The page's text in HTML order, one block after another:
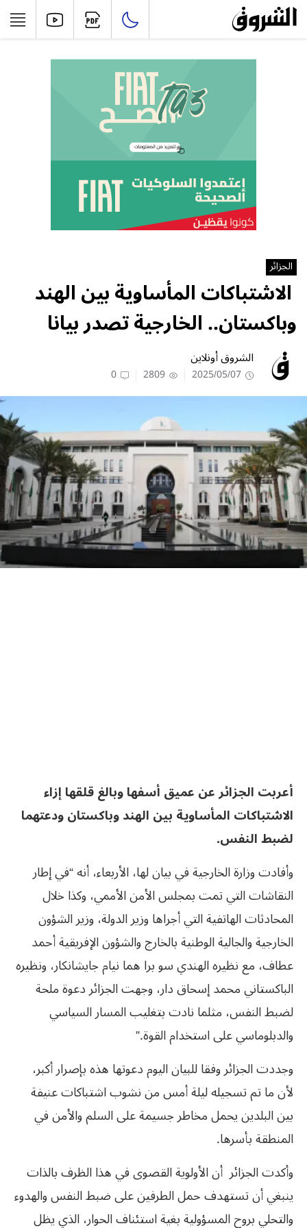
الجزائر
الاشتباكات المأساوية بين الهند
وباكستان.. الخارجية تصدر بيانا
الشروق أونلاين
2025/05/07
2809
0
أعربت الجزائر عن عميق أسفها وبالغ قلقها إزاء
الاشتباكات المأساوية بين الهند وباكستان ودعتهما
لضبط النفس.
وأفادت وزارة الخارجية في بيان لها، الأربعاء، أنه “في إطار
النقاشات التي تمت بمجلس الأمن الأممي، وكذا خلال
المحادثات الهاتفية التي أجراها وزير الدولة، وزير الشؤون
الخارجية والجالية الوطنية بالخارج والشؤون الإفريقية أحمد
عطاف، مع نظيره الهندي سو برا هما نیام جایشانكار، ونظيره
الباكستاني محمد إسحاق دار، وجهت الجزائر دعوة ملحة
لضبط النفس، مثلما نادت بتغليب المسار السياسي
والدبلوماسي على استخدام القوة.”
وجددت الجزائر وفقا للبيان اليوم دعوتها هذه بإصرار أكبر،
لأن ما تم تسجيله ليلة أمس من نشوب اشتباكات عنيفة
بين البلدين يحمل مخاطر جسيمة على السلم والأمن في
المنطقة بأسرها.
وأكدت الجزائر أن الأولوية القصوى في هذا الظرف بالذات
ينبغي أن تستهدف حمل الطرفين على ضبط النفس والهدوء
والتحلي بروح المسؤولية بغية استئناف الحوار، الذي يظل